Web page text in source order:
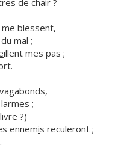
de chair ?
blessent,
mal ;
illent mes pas ;
;
?)
ennemis reculeront ;